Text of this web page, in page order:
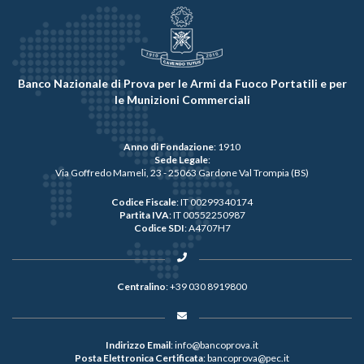
Banco Nazionale di Prova per le Armi da Fuoco Portatili e per
le Munizioni Commerciali
Anno di Fondazione: 1910
Sede Legale:
Via Goffredo Mameli, 23 - 25063 Gardone Val Trompia (BS)
Codice Fiscale: IT 00299340174
Partita IVA: IT 00552250987
Codice SDI: A4707H7
Centralino:+39 030 8919800
Indirizzo Email:info@bancoprova.it
Posta Elettronica Certificata:bancoprova@pec.it